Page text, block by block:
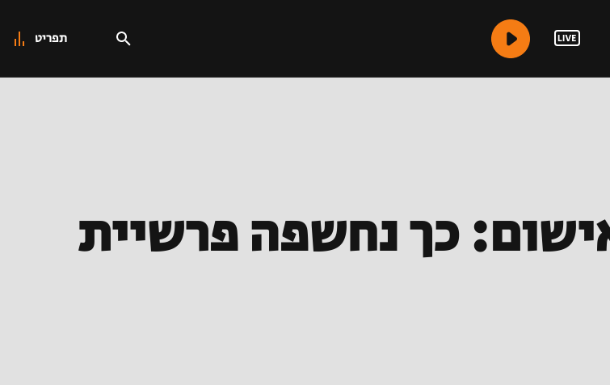
תפריט
כך נחשפה פרשיית